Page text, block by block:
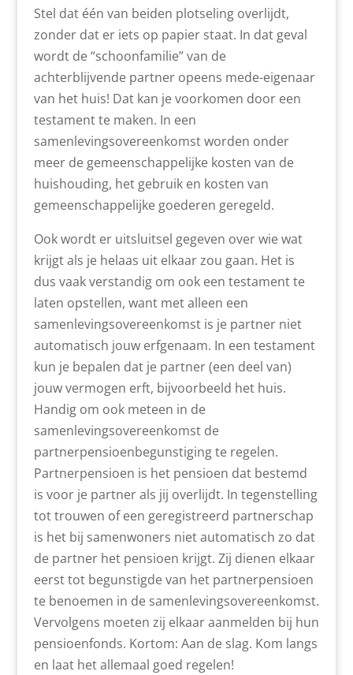
Stel dat één van beiden plotseling overlijdt,
zonder dat er iets op papier staat. In dat geval
wordt de “schoonfamilie” van de
achterblijvende partner opeens mede-eigenaar
van het huis! Dat kan je voorkomen door een
testament te maken. In een
samenlevingsovereenkomst worden onder
meer de gemeenschappelijke kosten van de
huishouding, het gebruik en kosten van
gemeenschappelijke goederen geregeld.
Ook wordt er uitsluitsel gegeven over wie wat
krijgt als je helaas uit elkaar zou gaan. Het is
dus vaak verstandig om ook een testament te
laten opstellen, want met alleen een
samenlevingsovereenkomst is je partner niet
automatisch jouw erfgenaam. In een testament
kun je bepalen dat je partner (een deel van)
jouw vermogen erft, bijvoorbeeld het huis.
Handig om ook meteen in de
samenlevingsovereenkomst de
partnerpensioenbegunstiging te regelen.
Partnerpensioen is het pensioen dat bestemd
is voor je partner als jij overlijdt. In tegenstelling
tot trouwen of een geregistreerd partnerschap
is het bij samenwoners niet automatisch zo dat
de partner het pensioen krijgt. Zij dienen elkaar
eerst tot begunstigde van het partnerpensioen
te benoemen in de samenlevingsovereenkomst.
Vervolgens moeten zij elkaar aanmelden bij hun
pensioenfonds. Kortom: Aan de slag. Kom langs
en laat het allemaal goed regelen!